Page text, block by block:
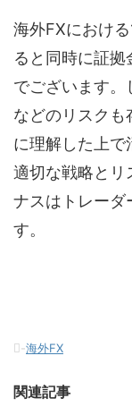
海外FXにおけ
ると同時に証
でございます
などのリスクも
に理解した上で
適切な戦略とリ
ナスはトレーダ
す。
-海外FX
関連記事